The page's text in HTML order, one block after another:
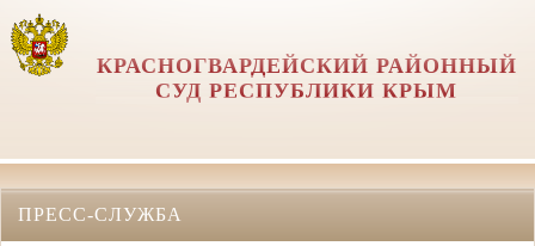
КРАСНОГВАРДЕЙСКИЙ РАЙОННЫЙ
СУД РЕСПУБЛИКИ КРЫМ
ПРЕСС-СЛУЖБА